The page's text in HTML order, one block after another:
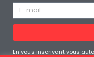
En vous inscrivant vous